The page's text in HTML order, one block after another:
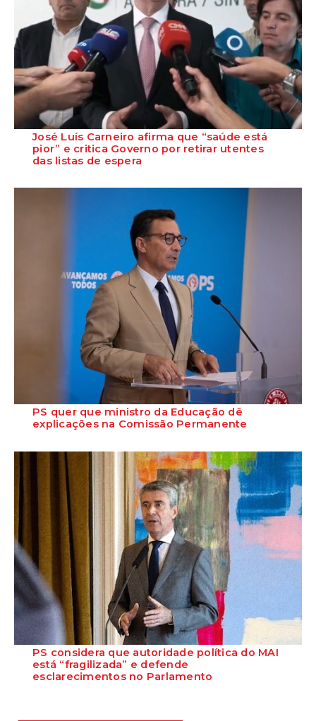
José Luís Carneiro afirma que “saúde está
pior” e critica Governo por retirar utentes
das listas de espera
PS quer que ministro da Educação dê
explicações na Comissão Permanente
requerer a presença do minist...
PS considera que autoridade política do MAI
está “fragilizada” e defende
esclarecimentos no Parlamento